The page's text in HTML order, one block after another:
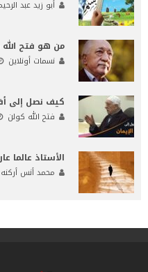
أبو زيد عبد
من هو فتح
نسمات أونلاين
كيف نصل إلى
فتح الله كولن
الأستاذ عالما
محمد أنس أركنه